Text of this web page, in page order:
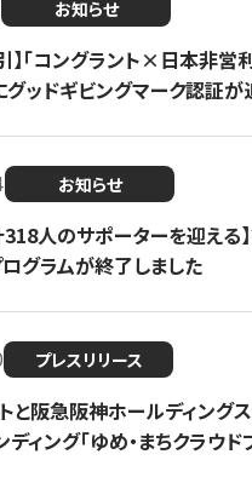
お知らせ
】「コングラント×日本非営
グッドギビングマーク認証が
お知らせ
318人のサポーターを迎える
グラムが終了しました
プレスリリース
と阪急阪神ホールディング
ディング「ゆめ・まちクラウ